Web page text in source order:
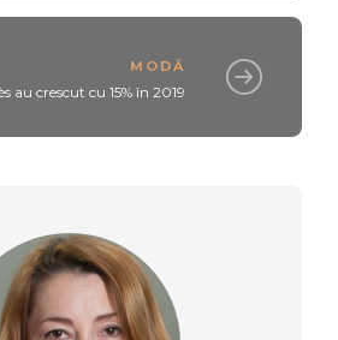
MODĂ
au crescut cu 15% în 2019